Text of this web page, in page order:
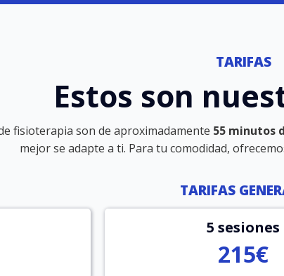
TARIFAS
Estos son
fisioterapia son de aproximadamente 55 minutos
mejor se adapte a ti. Para tu comodidad,
TARIFAS
5 sesiones
215€